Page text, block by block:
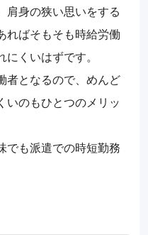
肩身の狭い思いをする
ればそもそも時給労働
くいはずです。
者となるので、めんど
いのもひとつのメリッ
でも派遣での時短勤務